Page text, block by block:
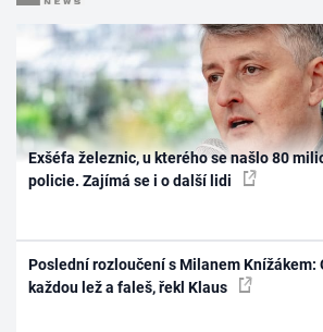
Exšéfa železnic, u kterého se našlo 80
policie. Zajímá se i o další lidi
Poslední rozloučení s Milanem Knížákem:
každou lež a faleš, řekl Klaus